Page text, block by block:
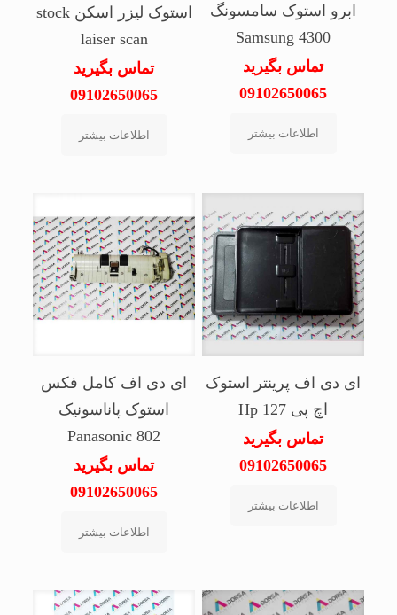
ابرو استوک سامسونگ
Samsung 4300
تماس بگیرید
09102650065
اطلاعات بیشتر
استوک لیزر اسکن stock
laiser scan
تماس بگیرید
09102650065
اطلاعات بیشتر
ای دی اف پرینتر استوک
اچ پی Hp 127
تماس بگیرید
09102650065
اطلاعات بیشتر
ای دی اف کامل فکس
استوک پاناسونیک
Panasonic 802
تماس بگیرید
09102650065
اطلاعات بیشتر